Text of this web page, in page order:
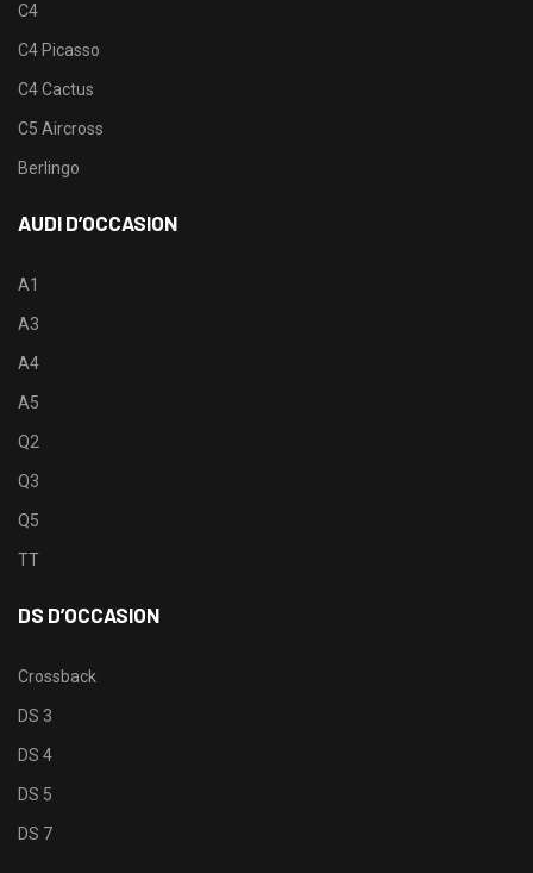
C4
C4 Picasso
C4 Cactus
C5 Aircross
Berlingo
AUDI D’OCCASION
A1
A3
A4
A5
Q2
Q3
Q5
TT
DS D’OCCASION
Crossback
DS 3
DS 4
DS 5
DS 7